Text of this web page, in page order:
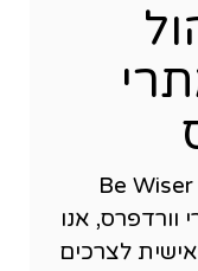
אין זמן לאחזקת האתר? Be Wiser
אנו
לצרכים